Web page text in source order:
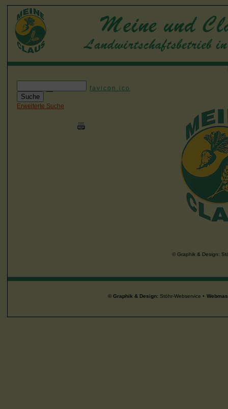
favicon.ico
Erweiterte Suche
© Graphik & Design:
© Graphik & Design: Stöhr-Webservice •